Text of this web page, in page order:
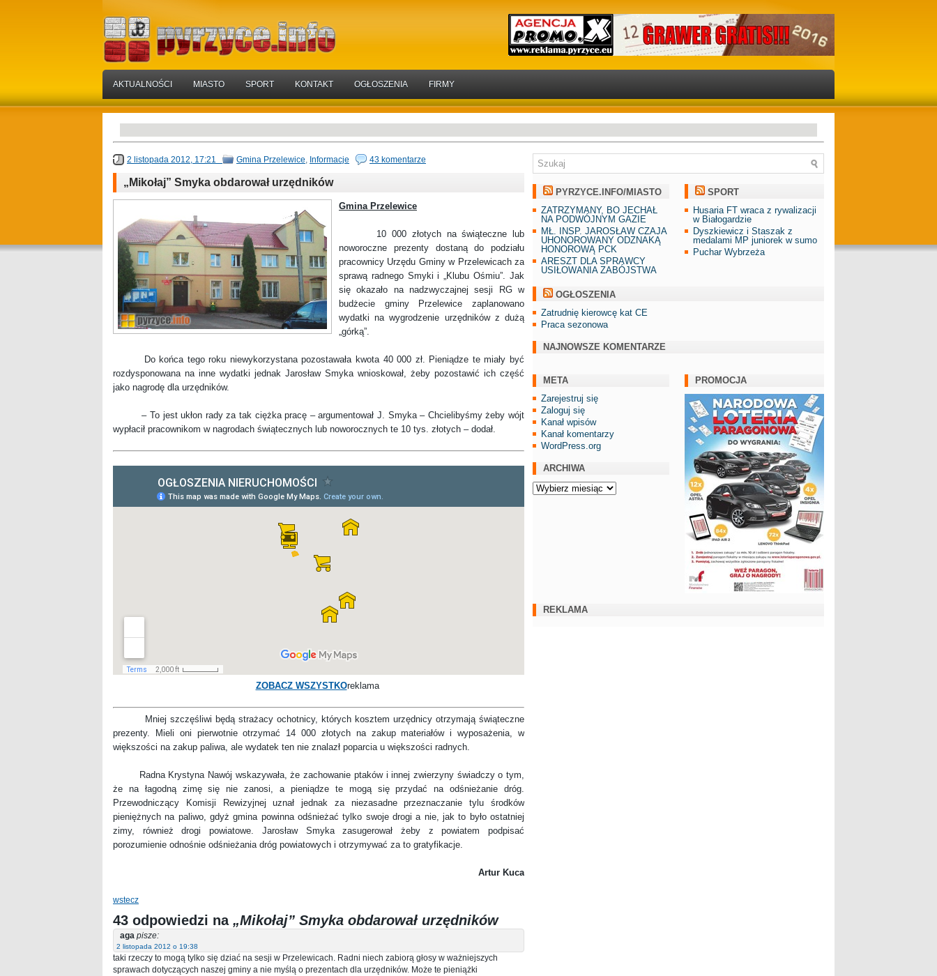
AKTUALNOŚCI MIASTO SPORT KONTAKT OGŁOSZENIA FIRMY
2 listopada 2012, 17:21 Gmina Przelewice Informacje 43 komentarze
„Mikołaj” Smyka obdarował urzędników
Gmina Przelewice
10 000 złotych na świąteczne lub
noworoczne prezenty dostaną do podziału
pracownicy Urzędu Gminy w Przelewicach za
sprawą radnego Smyki i „Klubu Ośmiu”. Jak
się okazało na nadzwyczajnej sesji RG w
budżecie gminy Przelewice zaplanowano
wydatki na wygrodzenie urzędników z dużą
„górką”.
Do końca tego roku niewykorzystana pozostawała kwota 40 000 zł. Pieniądze te miały być
rozdysponowana na inne wydatki jednak Jarosław Smyka wnioskował, żeby pozostawić ich część
jako nagrodę dla urzędników.
– To jest ukłon rady za tak ciężka pracę – argumentował J. Smyka – Chcielibyśmy żeby wójt
wypłacił pracownikom w nagrodach świątecznych lub noworocznych te 10 tys. złotych – dodał.
ZOBACZ WSZYSTKOreklama
Mniej szczęśliwi będą strażacy ochotnicy, których kosztem urzędnicy otrzymają świąteczne
prezenty. Mieli oni pierwotnie otrzymać 14 000 złotych na zakup materiałów i wyposażenia, w
większości na zakup paliwa, ale wydatek ten nie znalazł poparcia u większości radnych.
Radna Krystyna Nawój wskazywała, że zachowanie ptaków i innej zwierzyny świadczy o tym,
że na łagodną zimę się nie zanosi, a pieniądze te mogą się przydać na odśnieżanie dróg.
Przewodniczący Komisji Rewizyjnej uznał jednak za niezasadne przeznaczanie tylu środków
pieniężnych na paliwo, gdyż gmina powinna odśnieżać tylko swoje drogi a nie, jak to było ostatniej
zimy, również drogi powiatowe. Jarosław Smyka zasugerował żeby z powiatem podpisać
porozumienie odnośnie odśnieżania dróg powiatowych i otrzymywać za to gratyfikacje.
Artur Kuca
wstecz
43 odpowiedzi na „Mikołaj” Smyka obdarował urzędników
aga pisze:
2 listopada 2012 o 19:38
taki rzeczy to mogą tylko się dziać na sesji w Przelewicach. Radni niech zabiorą głosy w ważniejszych
sprawach dotyczących naszej gminy a nie myślą o prezentach dla urzędników. Może te pieniążki
PYRZYCE.INFO/MIASTO
ZATRZYMANY, BO JECHAŁ
NA PODWÓJNYM GAZIE
MŁ. INSP. JAROSŁAW CZAJA
UHONOROWANY ODZNAKĄ
HONOROWĄ PCK
ARESZT DLA SPRAWCY
USIŁOWANIA ZABÓJSTWA
SPORT
Husaria FT wraca z rywalizacji
w Białogardzie
Dyszkiewicz i Staszak z
medalami MP juniorek w sumo
Puchar Wybrzeża
OGŁOSZENIA
Zatrudnię kierowcę kat CE
Praca sezonowa
NAJNOWSZE KOMENTARZE
META
Zarejestruj się
Zaloguj się
Kanał wpisów
Kanał komentarzy
WordPress.org
ARCHIWA
Archiwa
PROMOCJA
REKLAMA